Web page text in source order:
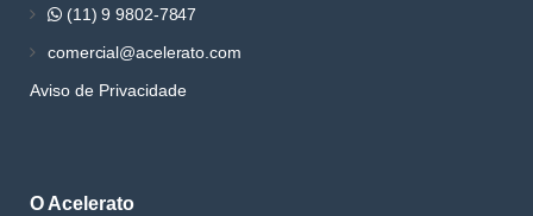
(11) 9 9802-7847
comercial@acelerato.com
Aviso de Privacidade
O Acelerato